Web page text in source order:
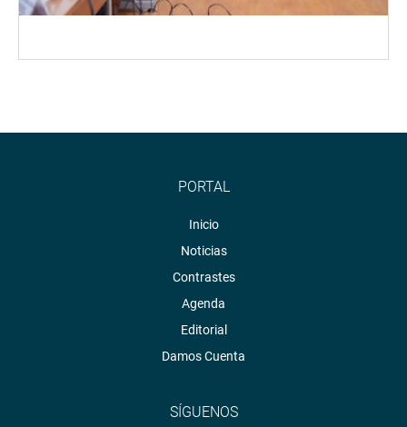
PORTAL
Inicio
Noticias
Contrastes
Agenda
Editorial
Damos Cuenta
SÍGUENOS